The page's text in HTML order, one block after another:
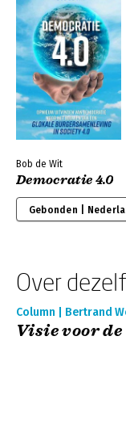
Bob de Wit
Democratie 4.0
Gebonden |
Over
Column | Bertrand
Visie voor